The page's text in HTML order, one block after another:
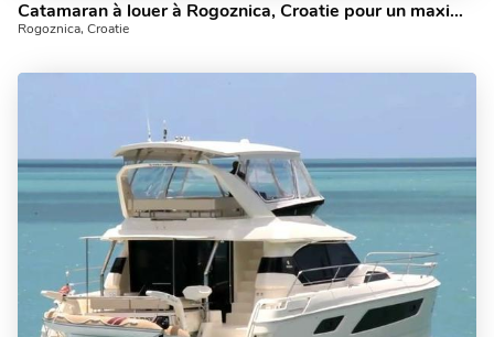
Catamaran à louer à Rogoznica, Croatie pour un maximum de 8 personnes - découvrez la voile sur un catamaran.
Rogoznica, Croatie